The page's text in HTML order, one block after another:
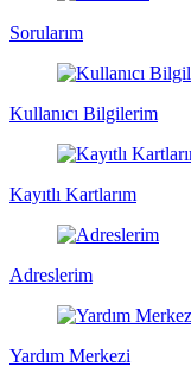
Sorularım
Kullanıcı Bilgilerim
Kayıtlı Kartlarım
Adreslerim
Yardım Merkezi